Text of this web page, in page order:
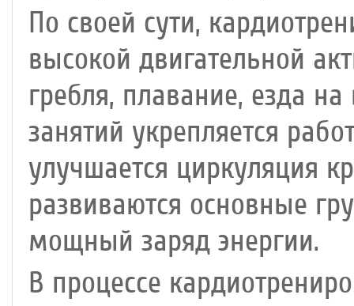
По своей сути,
высокой двигательной
гребля, плавание, езда
занятий укрепляется
улучшается циркуляция
развиваются основные
мощный заряд энергии.
В процессе